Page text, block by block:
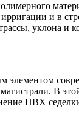
и в
уклона и
В
ПВХ